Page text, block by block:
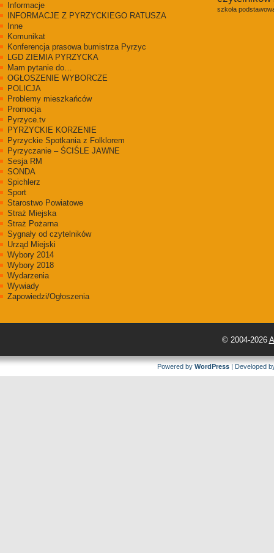
Informacje
INFORMACJE Z PYRZYCKIEGO RATUSZA
Inne
Komunikat
Konferencja prasowa bumistrza Pyrzyc
LGD ZIEMIA PYRZYCKA
Mam pytanie do…
OGŁOSZENIE WYBORCZE
POLICJA
Problemy mieszkańców
Promocja
Pyrzyce.tv
PYRZYCKIE KORZENIE
Pyrzyckie Spotkania z Folklorem
Pyrzyczanie – ŚCIŚLE JAWNE
Sesja RM
SONDA
Spichlerz
Sport
Starostwo Powiatowe
Straż Miejska
Straż Pożarna
Sygnały od czytelników
Urząd Miejski
Wybory 2014
Wybory 2018
Wydarzenia
Wywiady
Zapowiedzi/Ogłoszenia
szkoła
© 2004-2026
Powered by WordPress | Developed